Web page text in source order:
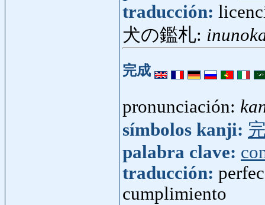
traducción:
犬の鑑札:
完成
pronunciación:
símbolos kanji:
palabra clave:
traducción:
cumplimiento